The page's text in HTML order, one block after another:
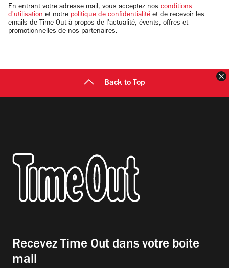
email
En entrant votre adresse mail, vous acceptez nos conditions
d'utilisation et notre politique de confidentialité et de recevoir les
emails de Time Out à propos de l'actualité, évents, offres et
promotionnelles de nos partenaires.
Back to Top
Recevez Time Out dans votre boite
mail